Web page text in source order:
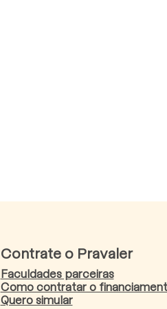
Contrate o Pravaler
Faculdades parceiras
Como contratar o
Quero simular